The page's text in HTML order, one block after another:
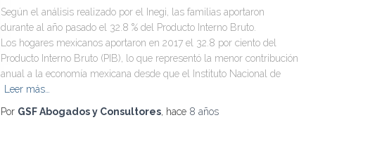
Según el análisis realizado por el Inegi, las familias aportaron
durante al año pasado el 32.8 % del Producto Interno Bruto.
Los hogares mexicanos aportaron en 2017 el 32.8 por ciento del
Producto Interno Bruto (PIB), lo que representó la menor contribución
anual a la economía mexicana desde que el Instituto Nacional de
Leer más…
Por GSF Abogados y Consultores, hace 8 años